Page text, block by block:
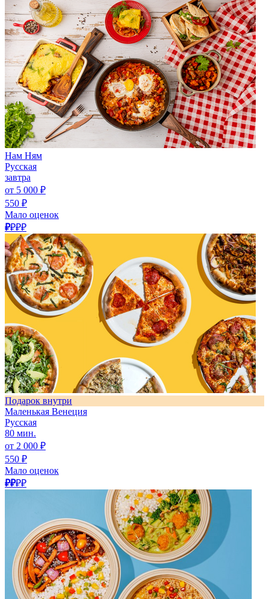
Нам Ням
Русская
завтра
от 5 000 ₽
550 ₽
Мало оценок
₽₽₽₽
Подарок внутри
Маленькая Венеция
Русская
80 мин.
от 2 000 ₽
550 ₽
Мало оценок
₽₽₽₽